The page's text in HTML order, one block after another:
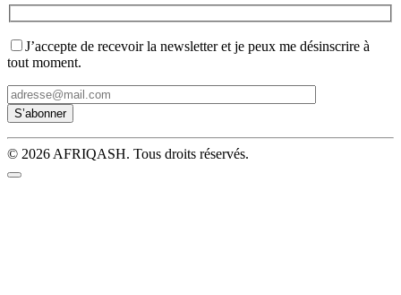
J’accepte de recevoir la newsletter et je peux me désinscrire à
tout moment.
© 2026 AFRIQASH. Tous droits réservés.